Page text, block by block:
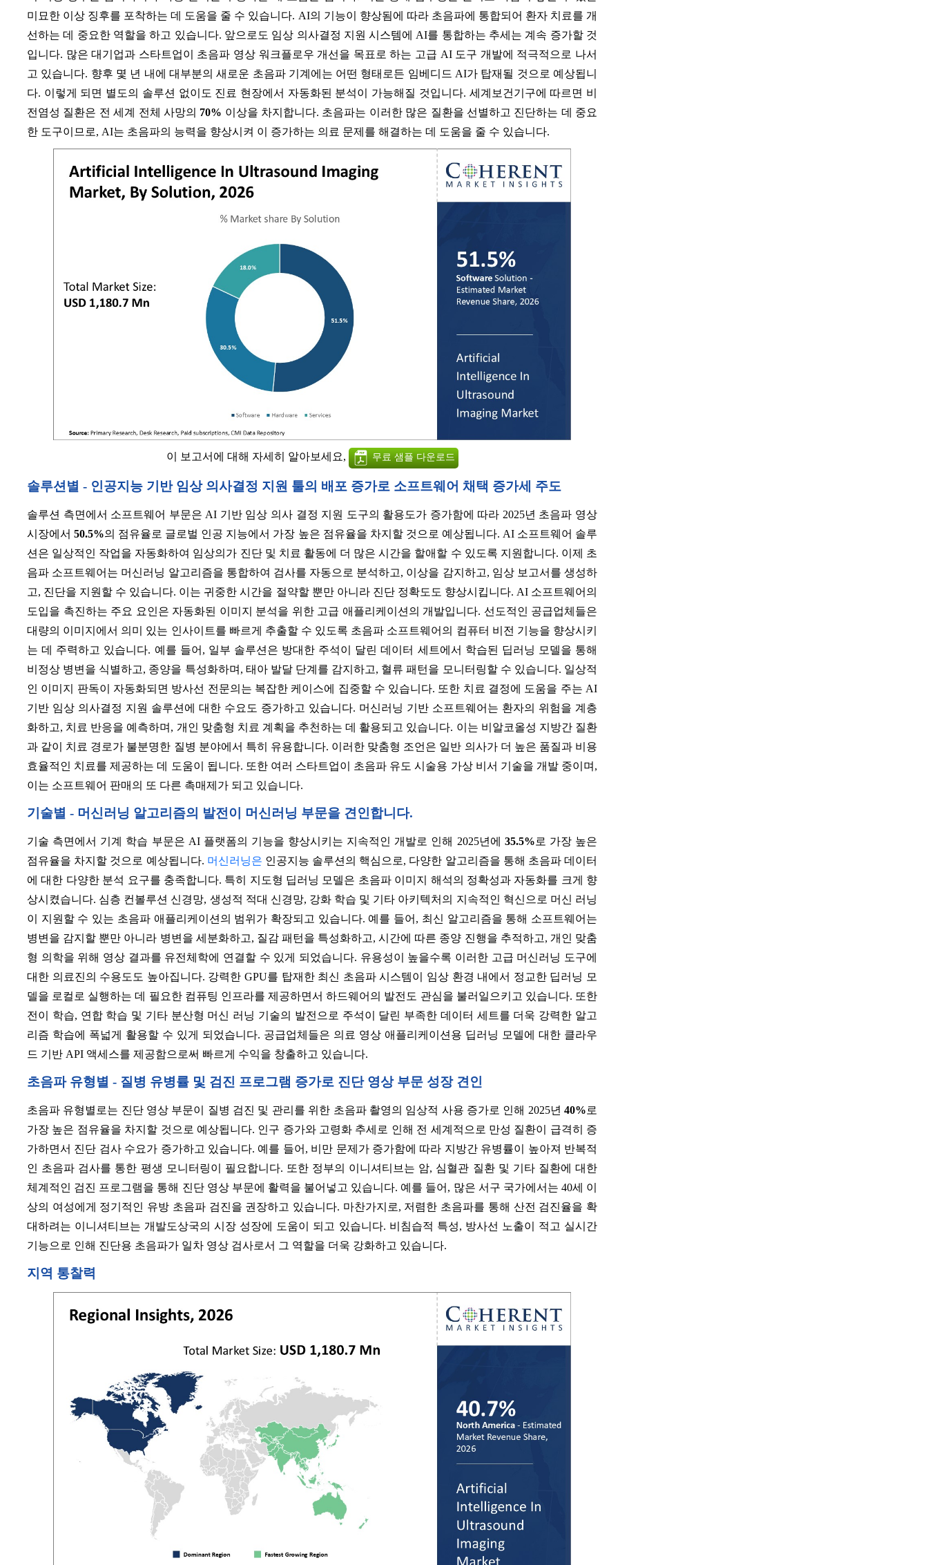
미묘한 이상 징후를 포착하는 데 도움을 줄 수 있습니다. AI의 기능이 향상됨에 따라 초음파에 통합되어 환자 치료를 개
선하는 데 중요한 역할을 하고 있습니다. 앞으로도 임상 의사결정 지원 시스템에 AI를 통합하는 추세는 계속 증가할 것
입니다. 많은 대기업과 스타트업이 초음파 영상 워크플로우 개선을 목표로 하는 고급 AI 도구 개발에 적극적으로 나서
고 있습니다. 향후 몇 년 내에 대부분의 새로운 초음파 기계에는 어떤 형태로든 임베디드 AI가 탑재될 것으로 예상됩니
다. 이렇게 되면 별도의 솔루션 없이도 진료 현장에서 자동화된 분석이 가능해질 것입니다. 세계보건기구에 따르면 비
전염성 질환은 전 세계 전체 사망의 70% 이상을 차지합니다. 초음파는 이러한 많은 질환을 선별하고 진단하는 데 중요
한 도구이므로, AI는 초음파의 능력을 향상시켜 이 증가하는 의료 문제를 해결하는 데 도움을 줄 수 있습니다.
이 보고서에 대해 자세히 알아보세요, 무료 샘플 다운로드
솔루션별 - 인공지능 기반 임상 의사결정 지원 툴의 배포 증가로 소프트웨어 채택 증가세 주도
솔루션 측면에서 소프트웨어 부문은 AI 기반 임상 의사 결정 지원 도구의 활용도가 증가함에 따라 2025년 초음파 영상
시장에서50.5%의 점유율로 글로벌 인공 지능에서 가장 높은 점유율을 차지할 것으로 예상됩니다. AI 소프트웨어 솔루
션은 일상적인 작업을 자동화하여 임상의가 진단 및 치료 활동에 더 많은 시간을 할애할 수 있도록 지원합니다. 이제 초
음파 소프트웨어는 머신러닝 알고리즘을 통합하여 검사를 자동으로 분석하고, 이상을 감지하고, 임상 보고서를 생성하
고, 진단을 지원할 수 있습니다. 이는 귀중한 시간을 절약할 뿐만 아니라 진단 정확도도 향상시킵니다. AI 소프트웨어의
도입을 촉진하는 주요 요인은 자동화된 이미지 분석을 위한 고급 애플리케이션의 개발입니다. 선도적인 공급업체들은
대량의 이미지에서 의미 있는 인사이트를 빠르게 추출할 수 있도록 초음파 소프트웨어의 컴퓨터 비전 기능을 향상시키
는 데 주력하고 있습니다. 예를 들어, 일부 솔루션은 방대한 주석이 달린 데이터 세트에서 학습된 딥러닝 모델을 통해
비정상 병변을 식별하고, 종양을 특성화하며, 태아 발달 단계를 감지하고, 혈류 패턴을 모니터링할 수 있습니다. 일상적
인 이미지 판독이 자동화되면 방사선 전문의는 복잡한 케이스에 집중할 수 있습니다. 또한 치료 결정에 도움을 주는 AI
기반 임상 의사결정 지원 솔루션에 대한 수요도 증가하고 있습니다. 머신러닝 기반 소프트웨어는 환자의 위험을 계층
화하고, 치료 반응을 예측하며, 개인 맞춤형 치료 계획을 추천하는 데 활용되고 있습니다. 이는 비알코올성 지방간 질환
과 같이 치료 경로가 불분명한 질병 분야에서 특히 유용합니다. 이러한 맞춤형 조언은 일반 의사가 더 높은 품질과 비용
효율적인 치료를 제공하는 데 도움이 됩니다. 또한 여러 스타트업이 초음파 유도 시술용 가상 비서 기술을 개발 중이며,
이는 소프트웨어 판매의 또 다른 촉매제가 되고 있습니다.
기술별 - 머신러닝 알고리즘의 발전이 머신러닝 부문을 견인합니다.
기술 측면에서 기계 학습 부문은 AI 플랫폼의 기능을 향상시키는 지속적인 개발로 인해 2025년에 35.5%로 가장 높은
점유율을 차지할 것으로 예상됩니다. 머신러닝은 인공지능 솔루션의 핵심으로, 다양한 알고리즘을 통해 초음파 데이터
에 대한 다양한 분석 요구를 충족합니다. 특히 지도형 딥러닝 모델은 초음파 이미지 해석의 정확성과 자동화를 크게 향
상시켰습니다. 심층 컨볼루션 신경망, 생성적 적대 신경망, 강화 학습 및 기타 아키텍처의 지속적인 혁신으로 머신 러닝
이 지원할 수 있는 초음파 애플리케이션의 범위가 확장되고 있습니다. 예를 들어, 최신 알고리즘을 통해 소프트웨어는
병변을 감지할 뿐만 아니라 병변을 세분화하고, 질감 패턴을 특성화하고, 시간에 따른 종양 진행을 추적하고, 개인 맞춤
형 의학을 위해 영상 결과를 유전체학에 연결할 수 있게 되었습니다. 유용성이 높을수록 이러한 고급 머신러닝 도구에
대한 의료진의 수용도도 높아집니다. 강력한 GPU를 탑재한 최신 초음파 시스템이 임상 환경 내에서 정교한 딥러닝 모
델을 로컬로 실행하는 데 필요한 컴퓨팅 인프라를 제공하면서 하드웨어의 발전도 관심을 불러일으키고 있습니다. 또한
전이 학습, 연합 학습 및 기타 분산형 머신 러닝 기술의 발전으로 주석이 달린 부족한 데이터 세트를 더욱 강력한 알고
리즘 학습에 폭넓게 활용할 수 있게 되었습니다. 공급업체들은 의료 영상 애플리케이션용 딥러닝 모델에 대한 클라우
드 기반 API 액세스를 제공함으로써 빠르게 수익을 창출하고 있습니다.
초음파 유형별 - 질병 유병률 및 검진 프로그램 증가로 진단 영상 부문 성장 견인
초음파 유형별로는 진단 영상 부문이 질병 검진 및 관리를 위한 초음파 촬영의 임상적 사용 증가로 인해 2025년 40%로
가장 높은 점유율을 차지할 것으로 예상됩니다. 인구 증가와 고령화 추세로 인해 전 세계적으로 만성 질환이 급격히 증
가하면서 진단 검사 수요가 증가하고 있습니다. 예를 들어, 비만 문제가 증가함에 따라 지방간 유병률이 높아져 반복적
인 초음파 검사를 통한 평생 모니터링이 필요합니다. 또한 정부의 이니셔티브는 암, 심혈관 질환 및 기타 질환에 대한
체계적인 검진 프로그램을 통해 진단 영상 부문에 활력을 불어넣고 있습니다. 예를 들어, 많은 서구 국가에서는 40세 이
상의 여성에게 정기적인 유방 초음파 검진을 권장하고 있습니다. 마찬가지로, 저렴한 초음파를 통해 산전 검진율을 확
대하려는 이니셔티브는 개발도상국의 시장 성장에 도움이 되고 있습니다. 비침습적 특성, 방사선 노출이 적고 실시간
기능으로 인해 진단용 초음파가 일차 영상 검사로서 그 역할을 더욱 강화하고 있습니다.
지역 통찰력